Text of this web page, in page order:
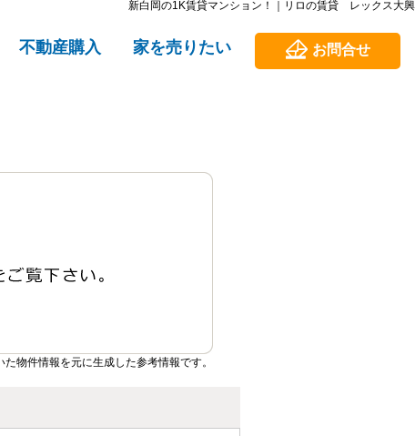
新白岡の1K賃貸マンション！｜リロの賃貸 レックス大興
不動産購入 家を売りたい お問合せ
物件情報を元に生成した参考情報です。